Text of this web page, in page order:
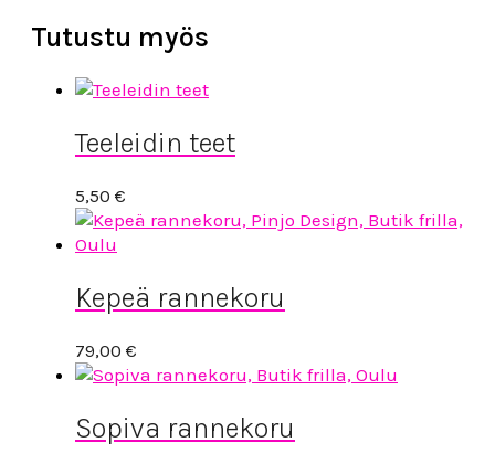
Tutustu myös
Teeleidin teet
5,50 €
Kepeä rannekoru
79,00 €
Sopiva rannekoru